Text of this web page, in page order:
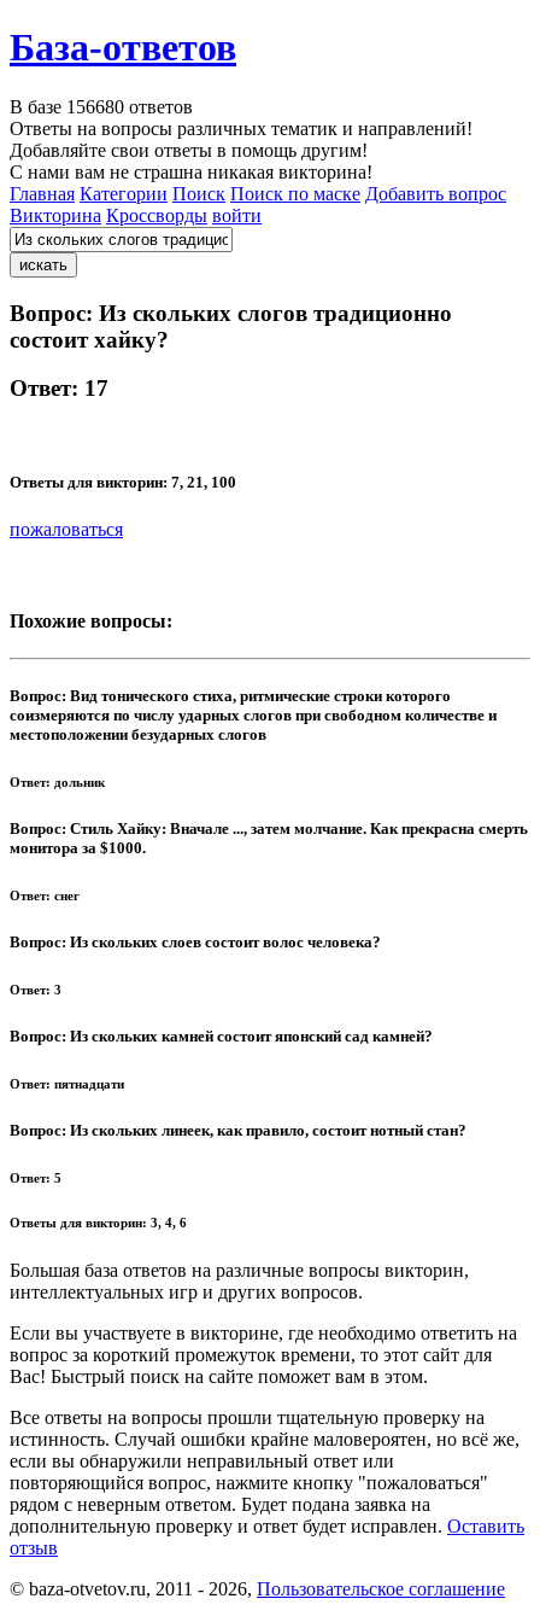
База-ответов
В базе 156680 ответов
Ответы на вопросы различных тематик и направлений!
Добавляйте свои ответы в помощь другим!
С нами вам не страшна никакая викторина!
Главная Категории Поиск Поиск по маске Добавить вопрос
Викторина Кроссворды войти
Вопрос: Из скольких слогов традиционно
состоит хайку?
Ответ: 17
Ответы для викторин: 7, 21, 100
пожаловаться
Похожие вопросы:
Вопрос: Вид тонического стиха, ритмические строки которого
соизмеряются по числу ударных слогов при свободном количестве и
местоположении безударных слогов
Ответ: дольник
Вопрос: Стиль Хайку: Вначале ..., затем молчание. Как прекрасна смерть
монитора за $1000.
Ответ: снег
Вопрос: Из скольких слоев состоит волос человека?
Ответ: 3
Вопрос: Из скольких камней состоит японский сад камней?
Ответ: пятнадцати
Вопрос: Из скольких линеек, как правило, состоит нотный стан?
Ответ: 5
Ответы для викторин: 3, 4, 6
Большая база ответов на различные вопросы викторин,
интеллектуальных игр и других вопросов.
Если вы участвуете в викторине, где необходимо ответить на
вопрос за короткий промежуток времени, то этот сайт для
Вас! Быстрый поиск на сайте поможет вам в этом.
Все ответы на вопросы прошли тщательную проверку на
истинность. Случай ошибки крайне маловероятен, но всё же,
если вы обнаружили неправильный ответ или
повторяющийся вопрос, нажмите кнопку "пожаловаться"
рядом с неверным ответом. Будет подана заявка на
дополнительную проверку и ответ будет исправлен. Оставить
отзыв
© baza-otvetov.ru, 2011 - 2026, Пользовательское соглашение